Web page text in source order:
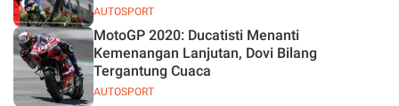
AUTOSPORT
AUTOSPORT
MotoGP 2020: Ducatisti Menanti
Kemenangan Lanjutan, Dovi Bilang
Tergantung Cuaca